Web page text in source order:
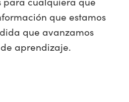
que estamos
que avanzamos
aprendizaje.